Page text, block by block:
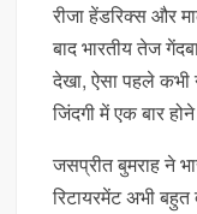
रीजा हेंडरिक्स और
बाद भारतीय तेज
देखा, ऐसा पहले कभी
जिंदगी में एक बार
जसप्रीत बुमराह ने
रिटायरमेंट अभी